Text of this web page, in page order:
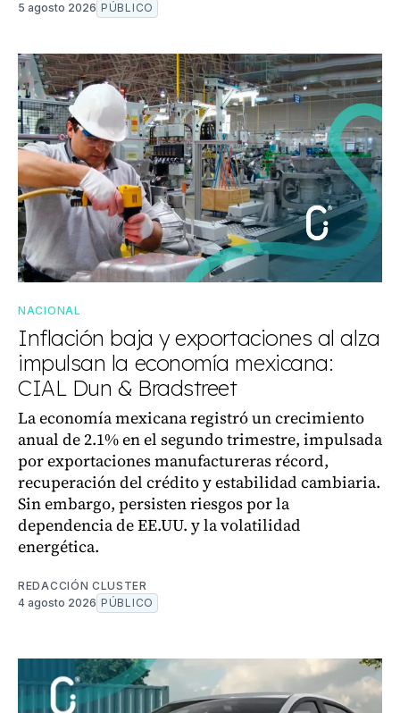
5 agosto 2026 PÚBLICO
NACIONAL
Inflación baja y exportaciones al alza
impulsan la economía mexicana:
CIAL Dun & Bradstreet
La economía mexicana registró un crecimiento
anual de 2.1% en el segundo trimestre, impulsada
por exportaciones manufactureras récord,
recuperación del crédito y estabilidad cambiaria.
Sin embargo, persisten riesgos por la
dependencia de EE.UU. y la volatilidad
energética.
REDACCIÓN CLUSTER
4 agosto 2026 PÚBLICO